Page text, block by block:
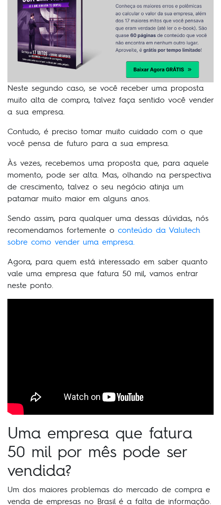
Neste segundo caso, se você receber uma proposta
muito alta de compra, talvez faça sentido você vender
a sua empresa.
Contudo, é preciso tomar muito cuidado com o que
você pensa de futuro para a sua empresa.
Às vezes, recebemos uma proposta que, para aquele
momento, pode ser alta. Mas, olhando na perspectiva
de crescimento, talvez o seu negócio atinja um
patamar muito maior em alguns anos.
Sendo assim, para qualquer uma dessas dúvidas, nós
recomendamos fortemente o conteúdo da Valutech
sobre como vender uma empresa.
Agora, para quem está interessado em saber quanto
vale uma empresa que fatura 50 mil, vamos entrar
neste ponto.
Uma empresa que fatura
50 mil por mês pode ser
vendida?
Um dos maiores problemas do mercado de compra e
venda de empresas no Brasil é a falta de informação.